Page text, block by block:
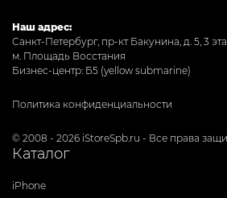
Наш адрес:
Санкт-Петербург, пр-кт Бакунина, д. 5, 3
м. Площадь Восстания
Бизнес-центр: Б5 (yellow submarine)
Политика конфиденциальности
© 2008 - 2026 iStoreSpb.ru - Все права
Каталог
iPhone